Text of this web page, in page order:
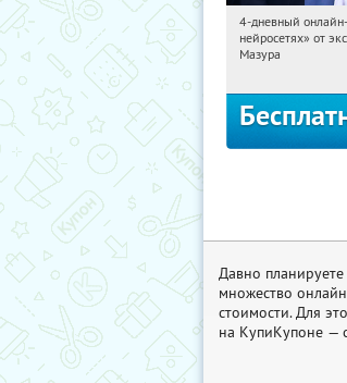
02:11:32
Россия
4-дневный
нейросетях» от
Мазура
Давно
множество
стоимости. Для
на КупиКупоне —